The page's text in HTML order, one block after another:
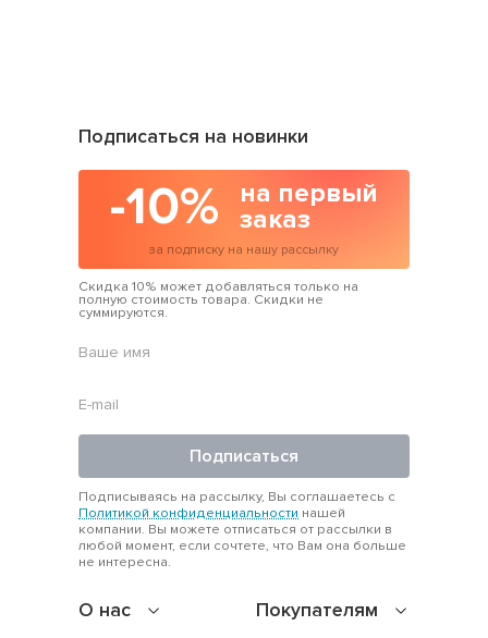
О нас Покупателям
Подписаться на новинки
-10%
на первый
заказ
за подписку на нашу рассылку
Скидка 10% может добавляться только на
полную стоимость товара. Скидки не
суммируются.
Подписаться
Подписываясь на рассылку, Вы соглашаетесь с
Политикой конфиденциальности нашей
компании. Вы можете отписаться от рассылки в
любой момент, если сочтете, что Вам она больше
не интересна.